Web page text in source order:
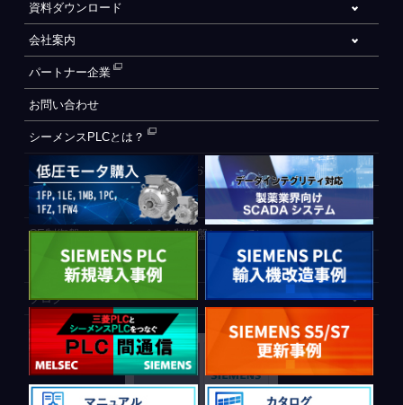
資料ダウンロード
会社案内
パートナー企業
お問い合わせ
シーメンスPLCとは？
自動化設備をご検討されているお客様へ
WEB会員登録フォーム
CE制御盤（ヨーロッパでの制御盤について）
PLC間通信
ブログ